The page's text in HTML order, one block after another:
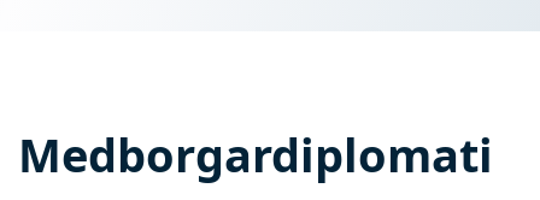
Medborgardiplomati